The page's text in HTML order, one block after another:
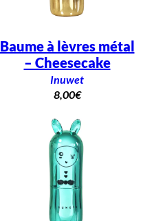
Baume à lèvres métal
– Cheesecake
Inuwet
8,00€